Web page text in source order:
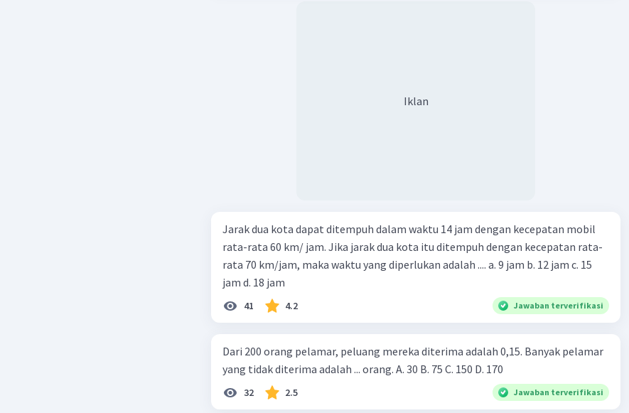
Iklan
Jarak dua kota dapat ditempuh dalam waktu 14 jam dengan kecepatan mobil
rata-rata 60 km/ jam. Jika jarak dua kota itu ditempuh dengan kecepatan rata-
rata 70 km/jam, maka waktu yang diperlukan adalah .... a. 9 jam b. 12 jam c. 15
jam d. 18 jam
41 4.2 Jawaban terverifikasi
Dari 200 orang pelamar, peluang mereka diterima adalah 0,15. Banyak pelamar
yang tidak diterima adalah ... orang. A. 30 B. 75 C. 150 D. 170
32 2.5 Jawaban terverifikasi